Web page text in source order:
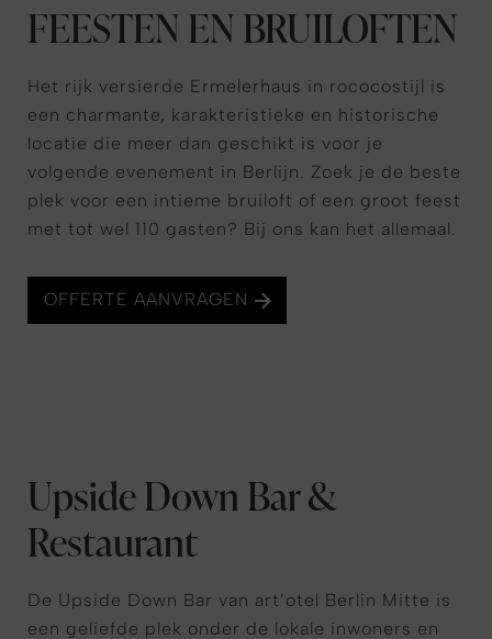
FEESTEN EN BRUILOFTEN
Het rijk versierde Ermelerhaus in rococostijl is
een charmante, karakteristieke en historische
locatie die meer dan geschikt is voor je
volgende evenement in Berlijn. Zoek je de beste
plek voor een intieme bruiloft of een groot feest
met tot wel 110 gasten? Bij ons kan het allemaal.
OFFERTE AANVRAGEN
Upside Down Bar &
Restaurant
De Upside Down Bar van art’otel Berlin Mitte is
een geliefde plek onder de lokale inwoners en